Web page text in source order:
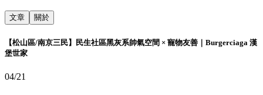
文章 關於
【松山區/南京三民】民生社區黑灰系帥氣空間 × 寵物友善｜Burgerciaga 漢
堡世家
04/21